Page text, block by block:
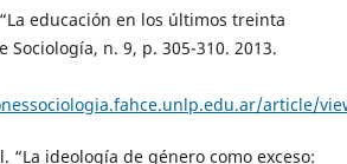
“La educación en los últimos treinta
Sociología, n. 9, p. 305-310. 2013.
article/
“La ideología de género como exceso: